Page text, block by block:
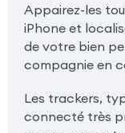
Appairez-les
iPhone et
de votre bien
compagnie en
Les trackers,
connecté très